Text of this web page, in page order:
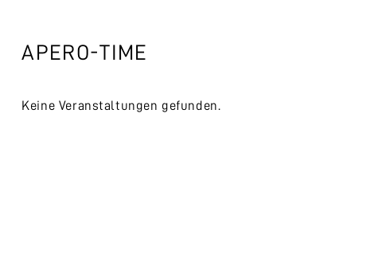
APERO-TIME
Keine Veranstaltungen gefunden.